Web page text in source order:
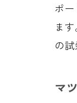
ポ
ま
の
マ